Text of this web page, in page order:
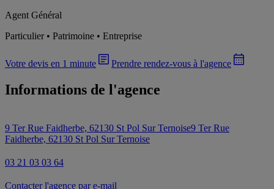
Agent Général
Particulier • Patrimoine • Entreprise
Votre devis en 1 minute Prendre rendez-vous à l'agence
Informations de l'agence
9 Ter Rue Faidherbe, 62130 St Pol Sur Ternoise9 Ter Rue
Faidherbe, 62130 St Pol Sur Ternoise
03 21 03 03 64
Contacter l'agence par e-mail